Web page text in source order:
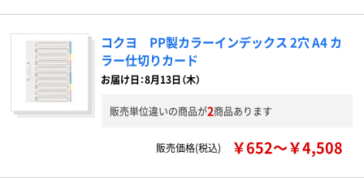
コクヨ PP製カラーインデックス 2穴 A4 カ
ラー仕切りカード
お届け日：8月13日（木）
販売単位違いの商品が2商品あります
販売価格(税込) ￥652～￥4,508